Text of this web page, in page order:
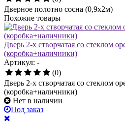
Дверное полотно сосна (0,9х2м)
Похожие товары
Дверь 2-х створчатая со стеклом
(коробка+наличники)
Артикул: -
(0)
Дверь 2-х створчатая со стеклом
(коробка+наличники)
Нет в наличии
Под заказ